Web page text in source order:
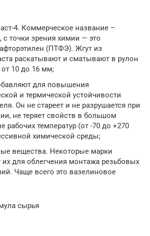
4. Коммерческое название –
с точки зрения химии — это
(ПТФЭ). Жгут из
раскатывают и сматывают в рулон
10 до 16 мм;
для повышения
и термической устойчивости
Он не стареет и не разрушается при
не теряет свойств в большом
рабочих температур (от -70 до +270
химической среды;
вещества. Некоторые марки
их для облегчения монтажа резьбовых
Чаще всего это вазелиновое
сырья